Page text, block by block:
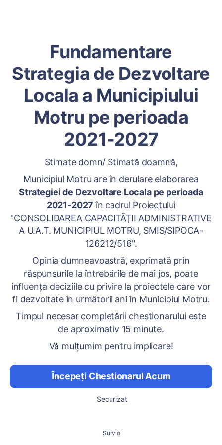
Fundamentare
Strategia de Dezvoltare
Locala a Municipiului
Motru pe perioada
2021-2027
Stimate domn/ Stimată doamnă,
Municipiul Motru are în derulare elaborarea
Strategiei de Dezvoltare Locala pe perioada
2021-2027 în cadrul Proiectului
"CONSOLIDAREA CAPACITĂŢII ADMINISTRATIVE
A U.A.T. MUNICIPIUL MOTRU, SMIS/SIPOCA-
126212/516".
Opinia dumneavoastră, exprimată prin
răspunsurile la întrebările de mai jos, poate
influenţa deciziile cu privire la proiectele care vor
fi dezvoltate în următorii ani în Municipiul Motru.
Timpul necesar completării chestionarului este
de aproximativ 15 minute.
Vă mulțumim pentru implicare!
Începeți Chestionarul Acum
Securizat
Survio